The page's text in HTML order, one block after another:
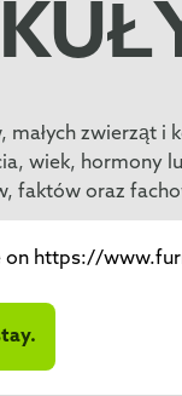
małych zwierząt
wiek, hormony
faktów oraz
on https://